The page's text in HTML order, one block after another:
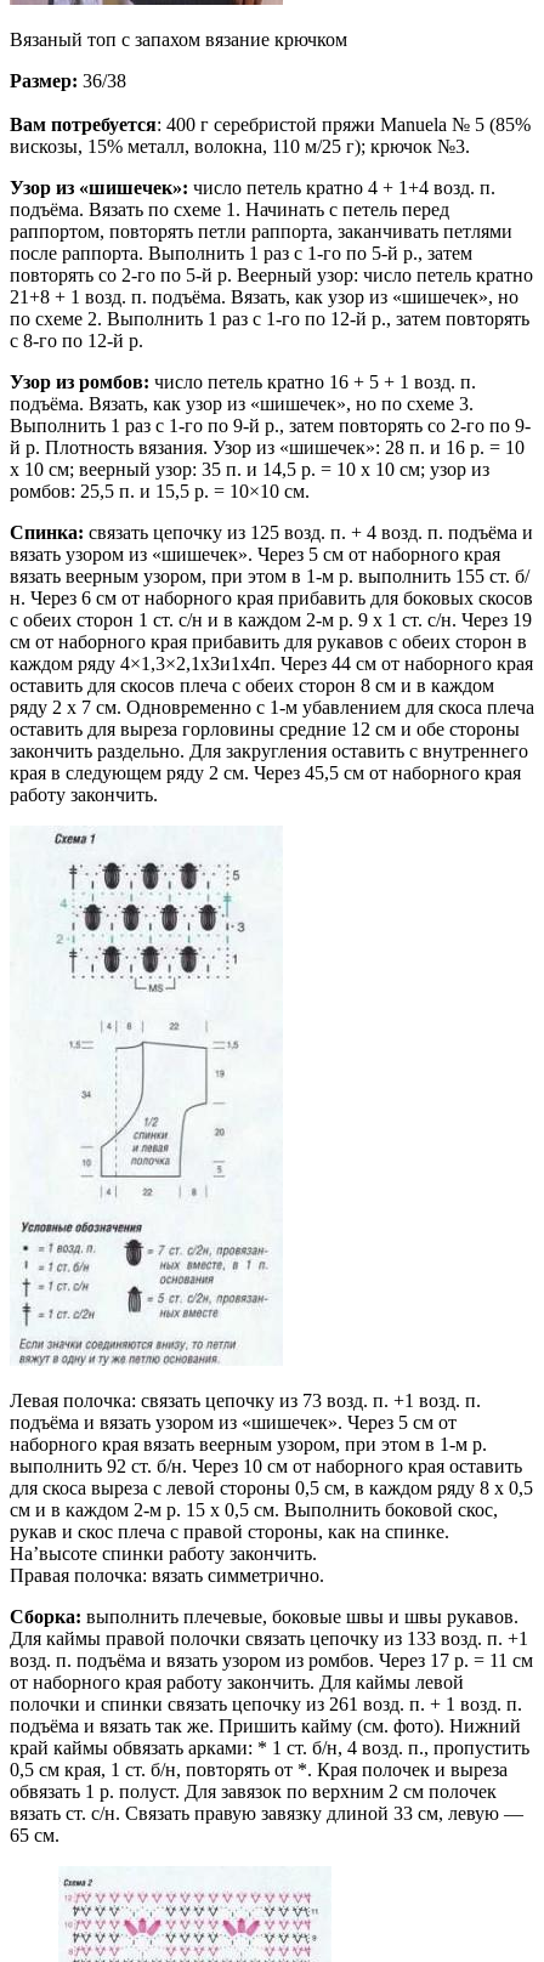
Вязаный топ с запахом вязание крючком
Размер: 36/38
Вам потребуется: 400 г серебристой пряжи Manuela № 5 (85%
вискозы, 15% металл, волокна, 110 м/25 г); крючок №3.
Узор из «шишечек»: число петель кратно 4 + 1+4 возд. п.
подъёма. Вязать по схеме 1. Начинать с петель перед
раппортом, повторять петли раппорта, заканчивать петлями
после раппорта. Выполнить 1 раз с 1-го по 5-й р., затем
повторять со 2-го по 5-й р. Веерный узор: число петель кратно
21+8 + 1 возд. п. подъёма. Вязать, как узор из «шишечек», но
по схеме 2. Выполнить 1 раз с 1-го по 12-й р., затем повторять
с 8-го по 12-й р.
Узор из ромбов: число петель кратно 16 + 5 + 1 возд. п.
подъёма. Вязать, как узор из «шишечек», но по схеме 3.
Выполнить 1 раз с 1-го по 9-й р., затем повторять со 2-го по 9-
й р. Плотность вязания. Узор из «шишечек»: 28 п. и 16 р. = 10
х 10 см; веерный узор: 35 п. и 14,5 р. = 10 х 10 см; узор из
ромбов: 25,5 п. и 15,5 р. = 10×10 см.
Спинка: связать цепочку из 125 возд. п. + 4 возд. п. подъёма и
вязать узором из «шишечек». Через 5 см от наборного края
вязать веерным узором, при этом в 1-м р. выполнить 155 ст. б/
н. Через 6 см от наборного края прибавить для боковых скосов
с обеих сторон 1 ст. с/н и в каждом 2-м р. 9 х 1 ст. с/н. Через 19
см от наборного края прибавить для рукавов с обеих сторон в
каждом ряду 4×1,3×2,1хЗи1х4п. Через 44 см от наборного края
оставить для скосов плеча с обеих сторон 8 см и в каждом
ряду 2 х 7 см. Одновременно с 1-м убавлением для скоса плеча
оставить для выреза горловины средние 12 см и обе стороны
закончить раздельно. Для закругления оставить с внутреннего
края в следующем ряду 2 см. Через 45,5 см от наборного края
работу закончить.
Левая полочка: связать цепочку из 73 возд. п. +1 возд. п.
подъёма и вязать узором из «шишечек». Через 5 см от
наборного края вязать веерным узором, при этом в 1-м р.
выполнить 92 ст. б/н. Через 10 см от наборного края оставить
для скоса выреза с левой стороны 0,5 см, в каждом ряду 8 х 0,5
см и в каждом 2-м р. 15 х 0,5 см. Выполнить боковой скос,
рукав и скос плеча с правой стороны, как на спинке.
На’высоте спинки работу закончить.
Правая полочка: вязать симметрично.
Сборка: выполнить плечевые, боковые швы и швы рукавов.
Для каймы правой полочки связать цепочку из 133 возд. п. +1
возд. п. подъёма и вязать узором из ромбов. Через 17 р. = 11 см
от наборного края работу закончить. Для каймы левой
полочки и спинки связать цепочку из 261 возд. п. + 1 возд. п.
подъёма и вязать так же. Пришить кайму (см. фото). Нижний
край каймы обвязать арками: * 1 ст. б/н, 4 возд. п., пропустить
0,5 см края, 1 ст. б/н, повторять от *. Края полочек и выреза
обвязать 1 р. полуст. Для завязок по верхним 2 см полочек
вязать ст. с/н. Связать правую завязку длиной 33 см, левую —
65 см.